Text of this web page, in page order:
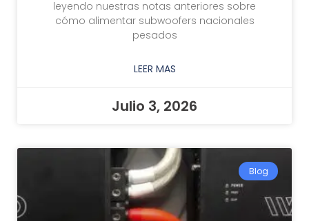
leyendo nuestras notas anteriores sobre
cómo alimentar subwoofers nacionales
pesados
LEER MAS
Julio 3, 2026
Blog